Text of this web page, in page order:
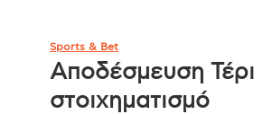
Sports & Bet
Αποδέσμευση Τέρι
στοιχηματισμό